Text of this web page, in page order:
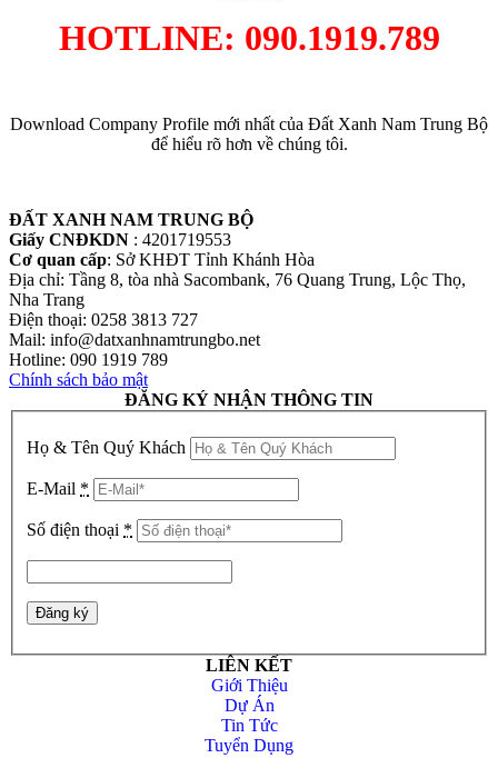
HOTLINE: 090.1919.789
Download Company Profile mới nhất của Đất Xanh Nam Trung Bộ
để hiểu rõ hơn về chúng tôi.
ĐẤT XANH NAM TRUNG BỘ
Giấy CNĐKDN : 4201719553
Cơ quan cấp: Sở KHĐT Tỉnh Khánh Hòa
Địa chỉ: Tầng 8, tòa nhà Sacombank, 76 Quang Trung, Lộc Thọ,
Nha Trang
Điện thoại: 0258 3813 727
Mail: info@datxanhnamtrungbo.net
Hotline: 090 1919 789
Chính sách bảo mật
ĐĂNG KÝ NHẬN THÔNG TIN
Họ & Tên Quý Khách
E-Mail *
Số điện thoại *
LIÊN KẾT
Giới Thiệu
Dự Án
Tin Tức
Tuyển Dụng